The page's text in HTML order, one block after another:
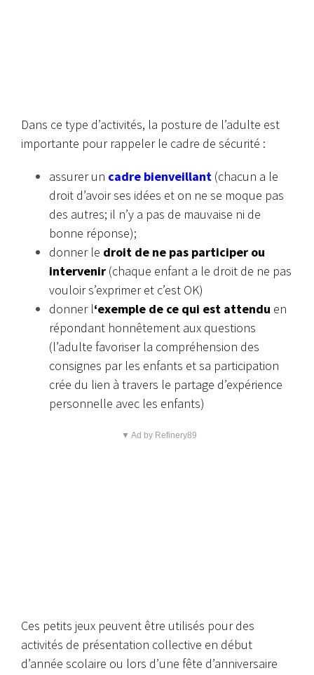
Dans ce type d’activités, la posture de l’adulte est
importante pour rappeler le cadre de sécurité :
assurer un cadre bienveillant (chacun a le
droit d’avoir ses idées et on ne se moque pas
des autres; il n’y a pas de mauvaise ni de
bonne réponse);
donner le droit de ne pas participer ou
intervenir (chaque enfant a le droit de ne pas
vouloir s’exprimer et c’est OK)
donner l‘exemple de ce qui est attendu en
répondant honnêtement aux questions
(l’adulte favoriser la compréhension des
consignes par les enfants et sa participation
crée du lien à travers le partage d’expérience
personnelle avec les enfants)
▼ Ad by Refinery89
Ces petits jeux peuvent être utilisés pour des
activités de présentation collective en début
d’année scolaire ou lors d’une fête d’anniversaire